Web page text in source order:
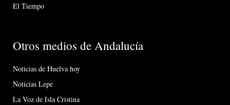
El Tiempo
Otros medios de Andalucía
Noticias de Huelva hoy
Noticias Lepe
La Voz de Isla Cristina